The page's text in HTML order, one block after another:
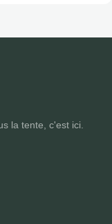
la tente, c'est ici.